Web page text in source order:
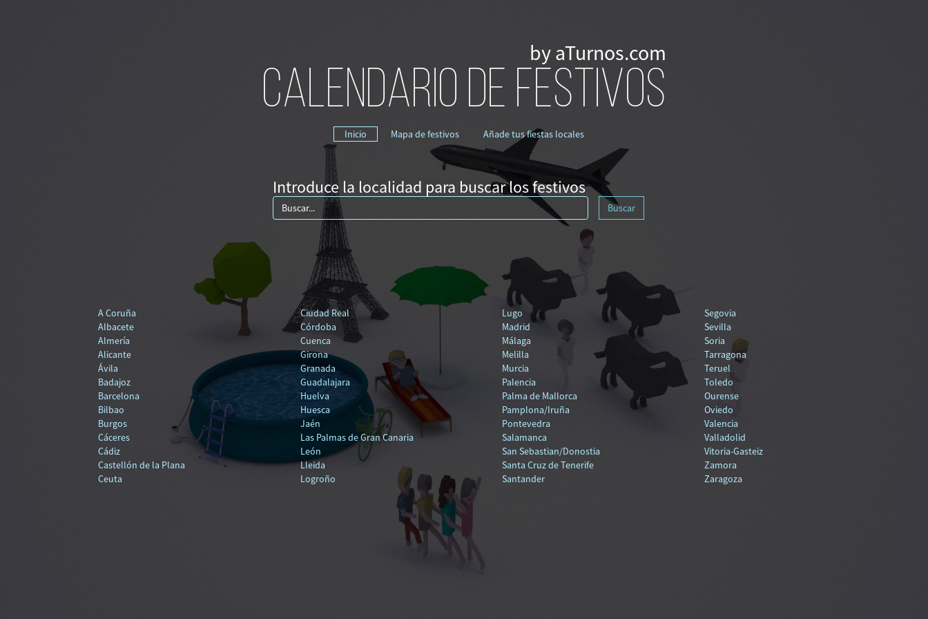
by aTurnos.com
CALENDARIO DE FESTIVOS
Inicio Mapa de festivos Añade tus fiestas locales
Introduce la localidad para buscar los festivos
Buscar
A Coruña
Albacete
Almería
Alicante
Ávila
Badajoz
Barcelona
Bilbao
Burgos
Cáceres
Cádiz
Castellón de la Plana
Ceuta
Ciudad Real
Córdoba
Cuenca
Girona
Granada
Guadalajara
Huelva
Huesca
Jaén
Las Palmas de Gran Canaria
León
Lleida
Logroño
Lugo
Madrid
Málaga
Melilla
Murcia
Palencia
Palma de Mallorca
Pamplona/Iruña
Pontevedra
Salamanca
San Sebastian/Donostia
Santa Cruz de Tenerife
Santander
Segovia
Sevilla
Soria
Tarragona
Teruel
Toledo
Ourense
Oviedo
Valencia
Valladolid
Vitoria-Gasteiz
Zamora
Zaragoza